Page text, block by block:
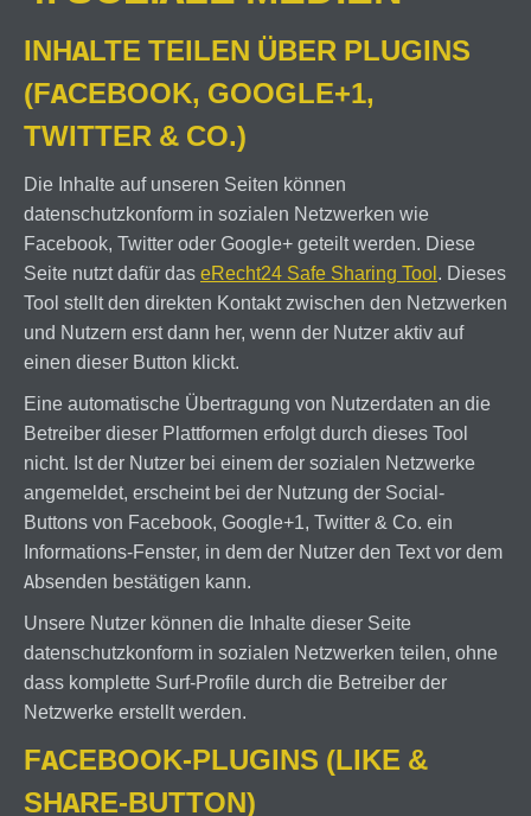
INHALTE TEILEN ÜBER PLUGINS
(FACEBOOK, GOOGLE+1,
TWITTER & CO.)
Die Inhalte auf unseren Seiten können
datenschutzkonform in sozialen Netzwerken wie
Facebook, Twitter oder Google+ geteilt werden. Diese
Seite nutzt dafür das eRecht24 Safe Sharing Tool. Dieses
Tool stellt den direkten Kontakt zwischen den Netzwerken
und Nutzern erst dann her, wenn der Nutzer aktiv auf
einen dieser Button klickt.
Eine automatische Übertragung von Nutzerdaten an die
Betreiber dieser Plattformen erfolgt durch dieses Tool
nicht. Ist der Nutzer bei einem der sozialen Netzwerke
angemeldet, erscheint bei der Nutzung der Social-
Buttons von Facebook, Google+1, Twitter & Co. ein
Informations-Fenster, in dem der Nutzer den Text vor dem
Absenden bestätigen kann.
Unsere Nutzer können die Inhalte dieser Seite
datenschutzkonform in sozialen Netzwerken teilen, ohne
dass komplette Surf-Profile durch die Betreiber der
Netzwerke erstellt werden.
FACEBOOK-PLUGINS (LIKE &
SHARE-BUTTON)